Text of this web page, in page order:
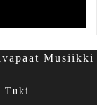
Musiikki
Tuki